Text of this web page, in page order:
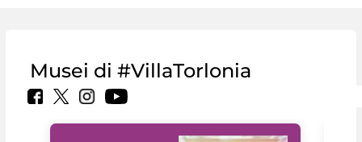
Musei di #VillaTorlonia